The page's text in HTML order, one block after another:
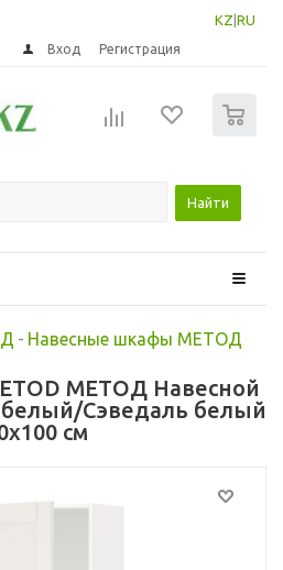
KZ RU
Вход Регистрация
Найти
- Навесные шкафы МЕТОД
МЕТОД Навесной
Сэведаль белый
см